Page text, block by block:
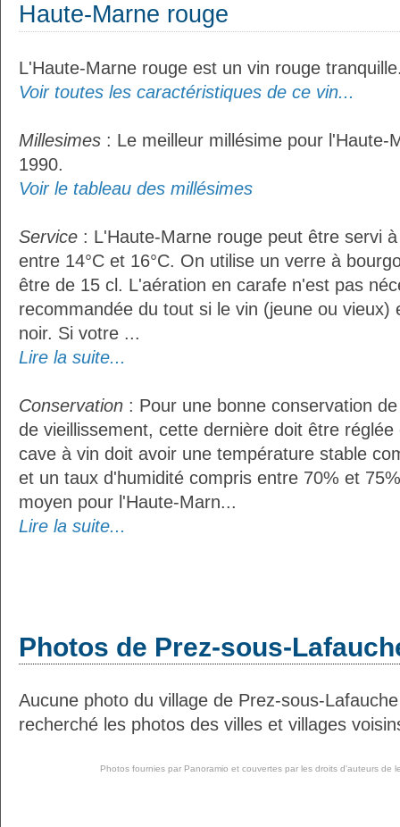
Haute-Marne rouge
L'Haute-Marne rouge est un vin rouge
Voir toutes les caractéristiques de ce vin...
Millesimes : Le meilleur millésime pour l'Haute-
1990.
Voir le tableau des millésimes
Service : L'Haute-Marne rouge peut être servi
entre 14°C et 16°C. On utilise un verre à
être de 15 cl. L'aération en carafe n'est pas
recommandée du tout si le vin (jeune ou vieux)
noir. Si votre ...
Lire la suite...
Conservation : Pour une bonne conservation
de vieillissement, cette dernière doit être réglée
cave à vin doit avoir une température stable
et un taux d'humidité compris entre 70% et
moyen pour l'Haute-Marn...
Lire la suite...
Photos de Prez-sous-
Aucune photo du village de Prez-sous-
recherché les photos des villes et villages
Photos fournies par Panoramio et couvertes par les droits d'auteurs de